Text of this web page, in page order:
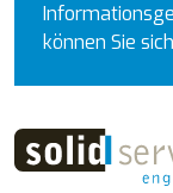
können Sie